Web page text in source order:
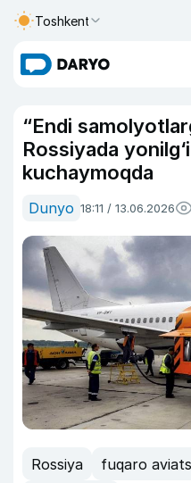
Toshkent
“Endi
Rossiyada
kuchaymoqda
Dunyo 18:11 / 13.06.2026
Rossiya fuqaro